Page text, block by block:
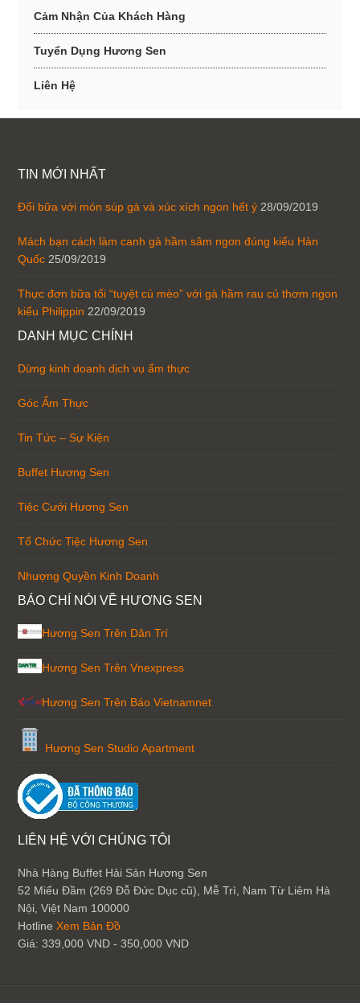
Cảm Nhận Của Khách Hàng
Tuyển Dụng Hương Sen
Liên Hệ
TIN MỚI NHẤT
Đổi bữa với món súp gà và xúc xích ngon hết ý 28/09/2019
Mách bạn cách làm canh gà hầm sâm ngon đúng kiểu Hàn
Quốc 25/09/2019
Thực đơn bữa tối “tuyệt cú mèo” với gà hầm rau củ thơm ngon
kiểu Philippin 22/09/2019
DANH MỤC CHÍNH
Dừng kinh doanh dịch vụ ẩm thực
Góc Ẩm Thực
Tin Tức – Sự Kiện
Buffet Hương Sen
Tiệc Cưới Hương Sen
Tổ Chức Tiệc Hương Sen
Nhượng Quyền Kinh Doanh
BÁO CHÍ NÓI VỀ HƯƠNG SEN
Hương Sen Trên Dân Trí
Hương Sen Trên Vnexpress
Hương Sen Trên Báo Vietnamnet
Hương Sen Studio Apartment
LIÊN HỆ VỚI CHÚNG TÔI
Nhà Hàng Buffet Hải Sản Hương Sen
52 Miếu Đầm (269 Đỗ Đức Dục cũ), Mễ Trì, Nam Từ Liêm Hà
Nội ,Việt Nam 100000
Hotline Xem Bản Đồ
Giá:339,000 VND - 350,000 VND